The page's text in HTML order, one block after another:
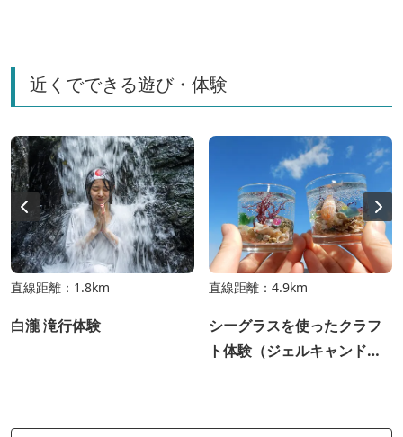
近くでできる遊び・体験
直線距離：1.8km
白瀧 滝行体験
直線距離：4.9km
シーグラスを使ったクラフ
ト体験（ジェルキャンドル